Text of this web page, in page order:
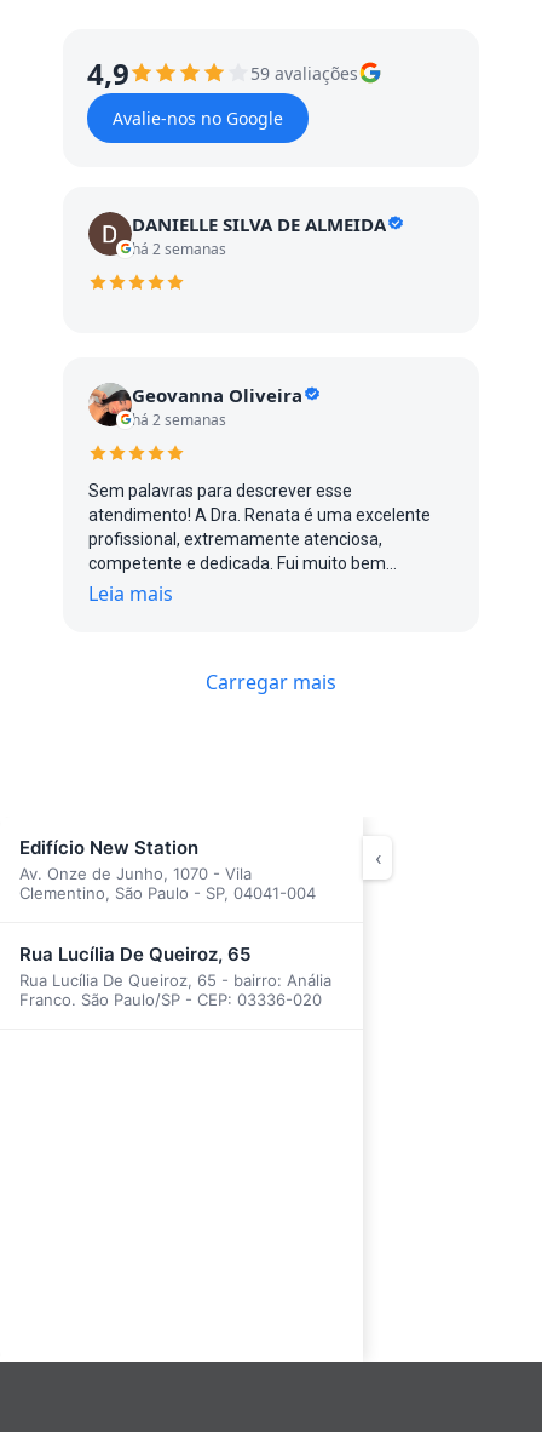
4,9
59 avaliações
Avalie-nos no Google
DANIELLE SILVA DE ALMEIDA
há 2 semanas
Geovanna Oliveira
há 2 semanas
Sem palavras para descrever esse
atendimento! A Dra. Renata é uma excelente
profissional, extremamente atenciosa,
competente e dedicada. Fui muito bem
atendida do início ao fim, com um cuidado e
Leia mais
Carregar mais
Edifício New Station
Av. Onze de Junho, 1070 - Vila
Clementino, São Paulo - SP, 04041-004
Rua Lucília De Queiroz, 65
Rua Lucília De Queiroz, 65 - bairro: Anália
Franco. São Paulo/SP - CEP: 03336-020
‹